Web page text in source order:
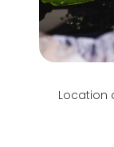
Location